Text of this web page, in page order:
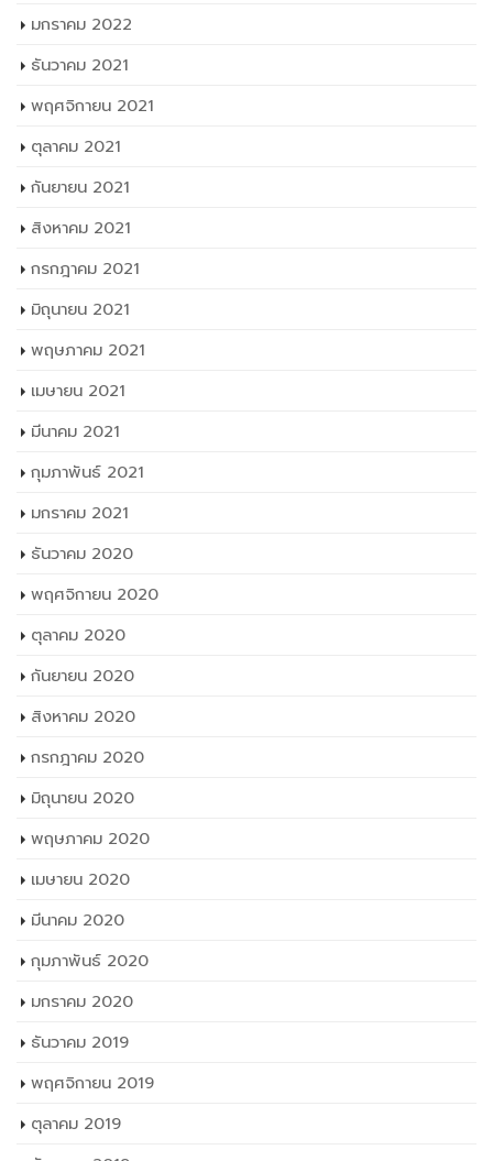
มกราคม 2022
ธันวาคม 2021
พฤศจิกายน 2021
ตุลาคม 2021
กันยายน 2021
สิงหาคม 2021
กรกฎาคม 2021
มิถุนายน 2021
พฤษภาคม 2021
เมษายน 2021
มีนาคม 2021
กุมภาพันธ์ 2021
มกราคม 2021
ธันวาคม 2020
พฤศจิกายน 2020
ตุลาคม 2020
กันยายน 2020
สิงหาคม 2020
กรกฎาคม 2020
มิถุนายน 2020
พฤษภาคม 2020
เมษายน 2020
มีนาคม 2020
กุมภาพันธ์ 2020
มกราคม 2020
ธันวาคม 2019
พฤศจิกายน 2019
ตุลาคม 2019